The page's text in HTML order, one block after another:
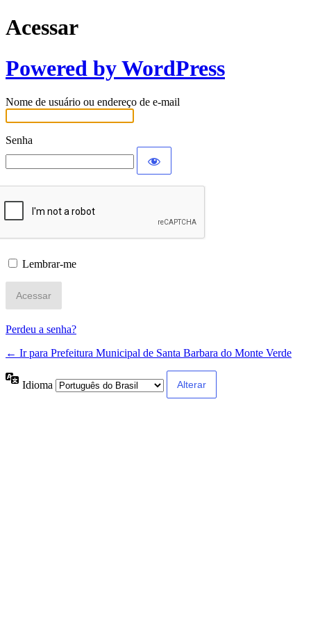
Acessar
Powered by WordPress
Nome de usuário ou endereço de e-mail
Senha
Lembrar-me
Perdeu a senha?
← Ir para Prefeitura Municipal de Santa Barbara do Monte Verde
Idioma